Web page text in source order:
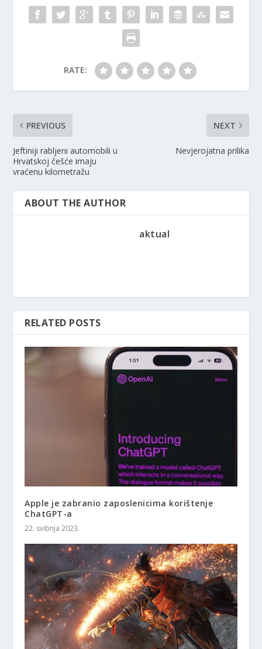
RATE:
PREVIOUS
Jeftiniji rabljeni automobili u
Hrvatskoj češće imaju
vraćenu kilometražu
NEXT
Nevjerojatna prilika
ABOUT THE AUTHOR
aktual
RELATED POSTS
Apple je zabranio zaposlenicima korištenje
ChatGPT-a
22. svibnja 2023.